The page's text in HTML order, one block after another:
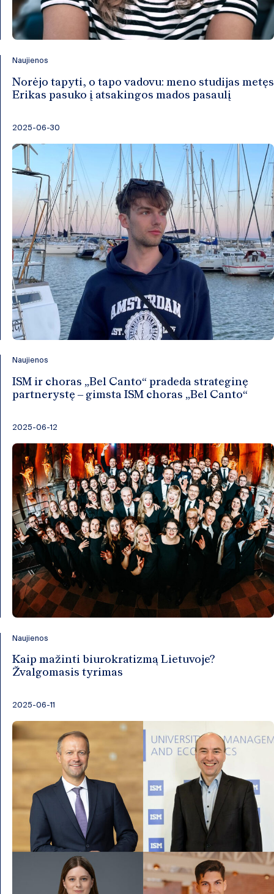
Naujienos
Norėjo tapyti, o tapo vadovu: meno studijas metęs
Erikas pasuko į atsakingos mados pasaulį
2025-06-30
Naujienos
ISM ir choras „Bel Canto“ pradeda strateginę
partnerystę – gimsta ISM choras „Bel Canto“
2025-06-12
Naujienos
Kaip mažinti biurokratizmą Lietuvoje?
Žvalgomasis tyrimas
2025-06-11